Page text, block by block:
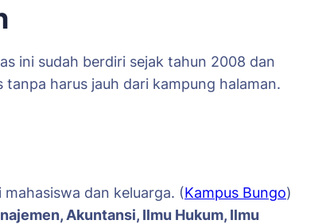
ini sudah berdiri sejak tahun 2008 dan
harus jauh dari kampung halaman.
dan keluarga. (Kampus Bungo)
Akuntansi, Ilmu Hukum, Ilmu